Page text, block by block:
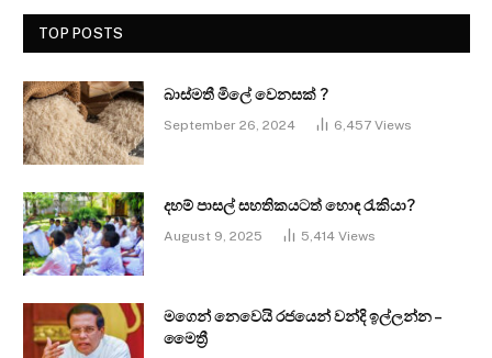
TOP POSTS
බාස්මතී මිලේ වෙනසක් ?
September 26, 2024 6,457 Views
දහම් පාසල් සහතිකයටත් හොඳ රැකියා?
August 9, 2025 5,414 Views
මගෙන් නෙවෙයි රජයෙන් වන්දි ඉල්ලන්න –
මෛත්‍රී